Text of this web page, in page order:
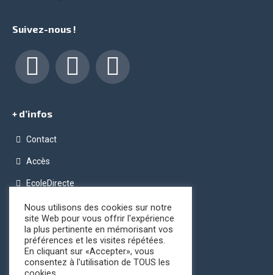
Suivez-nous !
Facebook LinkedIn Instagram
+ d’infos
Contact
Accès
EcoleDirecte
Programme OPC (Ordinateur Pour Chacun)
Conditions générales de vente
Registre public d’accessibilité
Nous utilisons des cookies sur notre
site Web pour vous offrir l'expérience
la plus pertinente en mémorisant vos
préférences et les visites répétées.
En cliquant sur «Accepter», vous
consentez à l'utilisation de TOUS les